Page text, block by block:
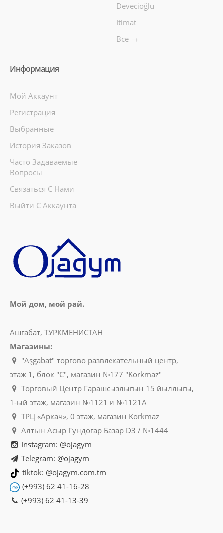
Devecioğlu
Itimat
Все →
Информация
Мой Аккаунт
Регистрация
Выбранные
История Заказов
Часто Задаваемые
Вопросы
Связаться С Нами
Выйти С Аккаунта
Мой дом, мой рай.
Ашгабат, ТУРКМЕНИСТАН
Магазины:
"Aşgabat" торгово развлекательный центр,
этаж 1, блок "C", магазин №177 "Korkmaz"
Торговый Центр Гарашсызлыгын 15 йыллыгы,
1-ый этаж, магазин №1121 и №1121A
ТРЦ «Аркач», 0 этаж, магазин Korkmaz
Алтын Асыр Гундогар Базар D3 / №1444
Instagram: @ojagym
Telegram: @ojagym
tiktok: @ojagym.com.tm
(+993) 62 41-16-28
(+993) 62 41-13-39